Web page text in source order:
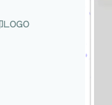
LOGO